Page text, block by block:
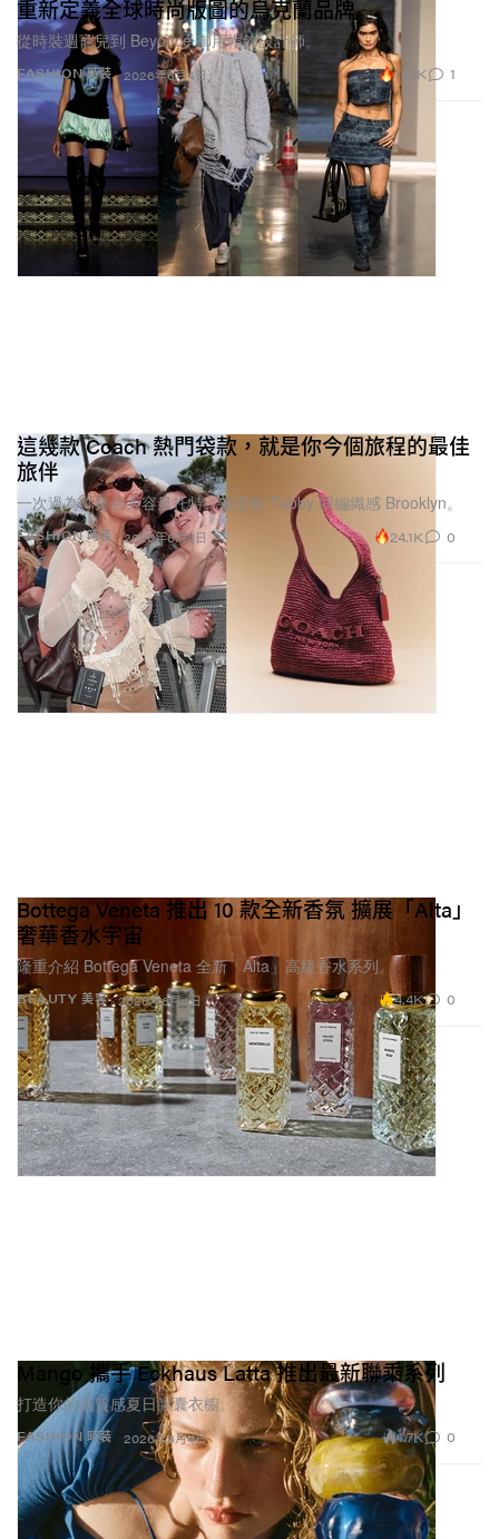
FASHION 時裝
重新定義全球時尚版圖的烏克蘭品牌
從時裝週寵兒到 Beyoncé 御用帽飾設計師。
2026年6月4日 11.9K 1
FASHION 時裝
這幾款 Coach 熱門袋款，就是你今個旅程的最佳
旅伴
一次過為你集合大容量托特、超柔軟 Tabby 同編織感 Brooklyn。
2026年6月4日 24.1K 0
BEAUTY 美容
Bottega Veneta 推出 10 款全新香氛 擴展「Alta」
奢華香水宇宙
隆重介紹 Bottega Veneta 全新「Alta」高級香水系列。
2026年6月4日 4.4K 0
FASHION 時裝
Mango 攜手 Eckhaus Latta 推出最新聯乘系列
打造你的高質感夏日膠囊衣櫥。
2026年6月4日 1.7K 0